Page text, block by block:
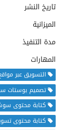
تاريخ النشر
الميزانية
مدة التنفيذ
المهارات
التسويق عبر
تصميم بوستات
كتابة محتوى
كتابة محتوى